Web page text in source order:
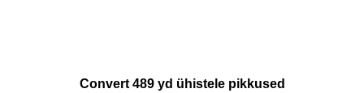
Convert 489 yd ühistele pikkused